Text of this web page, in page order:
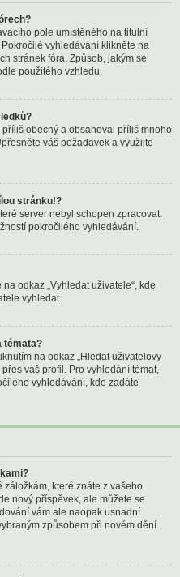
pole umístěného na titulní
vyhledávání klikněte na
stránek fóra. Způsob, jakým se
použitého vzhledu.
obecný a obsahoval příliš mnoho
váš požadavek a využijte
stránku!?
server nebyl schopen zpracovat.
pokročilého vyhledávání.
odkaz „Vyhledat uživatele“, kde
vyhledat.
témata?
na odkaz „Hledat uživatelovy
váš profil. Pro vyhledání témat,
vyhledávání, kde zadáte
které znáte z vašeho
nový příspěvek, ale můžete se
vám ale naopak usnadní
způsobem při novém dění